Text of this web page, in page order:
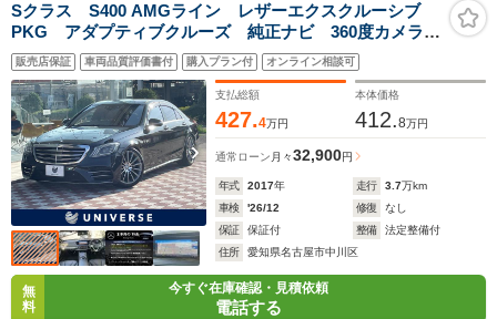
Sクラス S400 AMGライン レザーエクスクルーシブ
PKG アダプティブクルーズ 純正ナビ 360度カメラ
シートヒーター パワーシート 電動リアゲート LED
ヘッドランプ Bluetooth接続 純正20インチAW
ETC 禁煙
販売店保証 車両品質評価書付 購入プラン付 オンライン相談可
支払総額
427.4万円
本体価格
412.8万円
通常ローン 月々32,900円
年式 2017年 走行 3.7万km
車検
'26/12 修復
なし
保証
保証付 整備
法定整備付
住所
愛知県名古屋市中川区
無
料
今すぐ在庫確認・見積依頼
電話する